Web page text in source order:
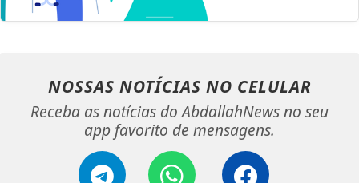
NOSSAS NOTÍCIAS NO CELULAR
Receba as notícias do AbdallahNews no seu
app favorito de mensagens.